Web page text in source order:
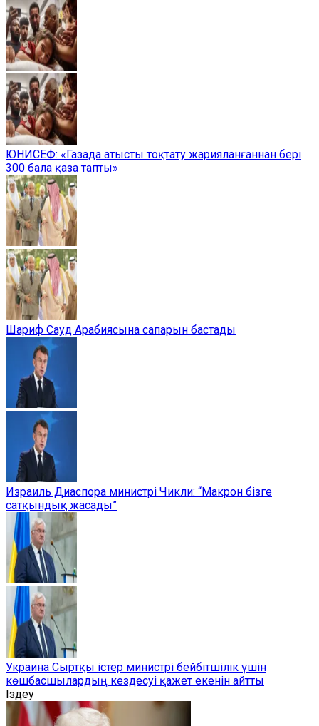
ЮНИСЕФ: «Газада атысты тоқтату жарияланғаннан бері
300 бала қаза тапты»
Шариф Сауд Арабиясына сапарын бастады
Израиль Диаспора министрі Чикли: “Макрон бізге
сатқындық жасады”
Украина Сыртқы істер министрі бейбітшілік үшін
көшбасшылардың кездесуі қажет екенін айтты
Іздеу